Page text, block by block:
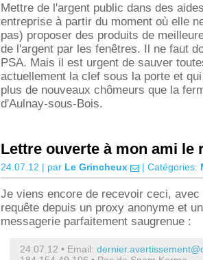
Mettre de l'argent public dans des
entreprise à partir du moment où elle
pas) proposer des produits de
de l'argent par les fenêtres. Il ne faut
PSA. Mais il est urgent de sauver
actuellement la clef sous la porte et
plus de nouveaux chômeurs que la
d'Aulnay-sous-Bois.
Lettre ouverte à mon ami le
24.07.12 | par Le Grincheux | Catégories:
Je viens encore de recevoir ceci, avec
requête depuis un proxy anonyme et
messagerie parfaitement saugrenue :
24.07.12 • Email: